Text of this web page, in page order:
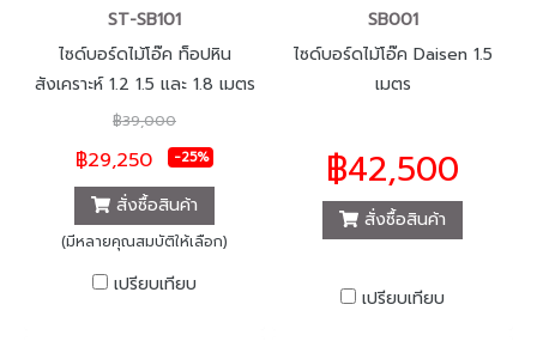
ST-SB101
ไซด์บอร์ดไม้โอ๊ค ท็อปหิน
สังเคราะห์ 1.2 1.5 และ 1.8 เมตร
฿39,000
฿29,250 -25%
สั่งซื้อสินค้า
(มีหลายคุณสมบัติให้เลือก)
เปรียบเทียบ
SB001
ไซด์บอร์ดไม้โอ๊ค Daisen 1.5
เมตร
฿42,500
สั่งซื้อสินค้า
เปรียบเทียบ